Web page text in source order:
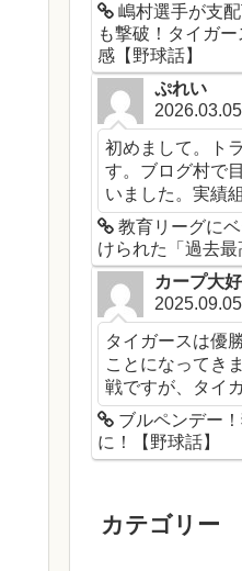
嶋村選手が支
も撃破！タイガ
感【野球話】
ぷれい
2026.03.05
初めまして。ト
す。ブログ村で
いました。実績
教育リーグに
けられた「過去最
カープ大
2025.09.05
タイガースは優
ことになってき
戦ですが、タイ
ブルペンデー
に！【野球話】
カテゴリー